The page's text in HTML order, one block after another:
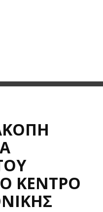
ΚΈΝΤΡΟ